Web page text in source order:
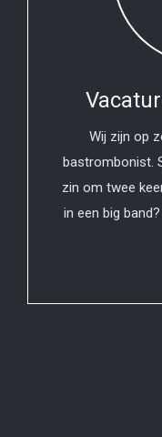
Wij zijn op
bastrombonist.
zin om twee
in een big